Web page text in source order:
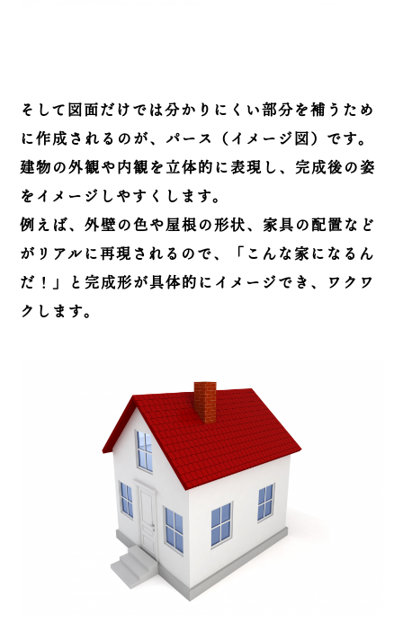
そして図面だけでは分かりにくい部分を補うため
に作成されるのが、パース（イメージ図）です。
建物の外観や内観を立体的に表現し、完成後の姿
をイメージしやすくします。
例えば、外壁の色や屋根の形状、家具の配置など
がリアルに再現されるので、「こんな家になるん
だ！」と完成形が具体的にイメージでき、ワクワ
クします。